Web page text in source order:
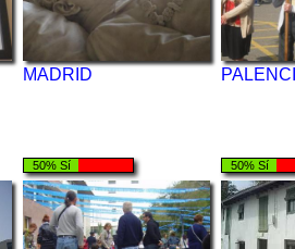
MADRID
50% Sí 50% Sí